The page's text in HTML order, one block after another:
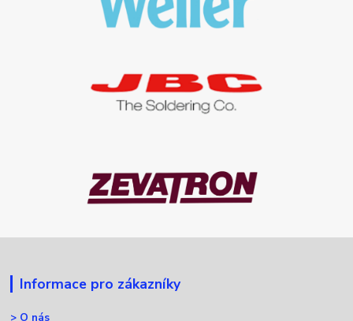
Informace pro zákazníky
> O nás